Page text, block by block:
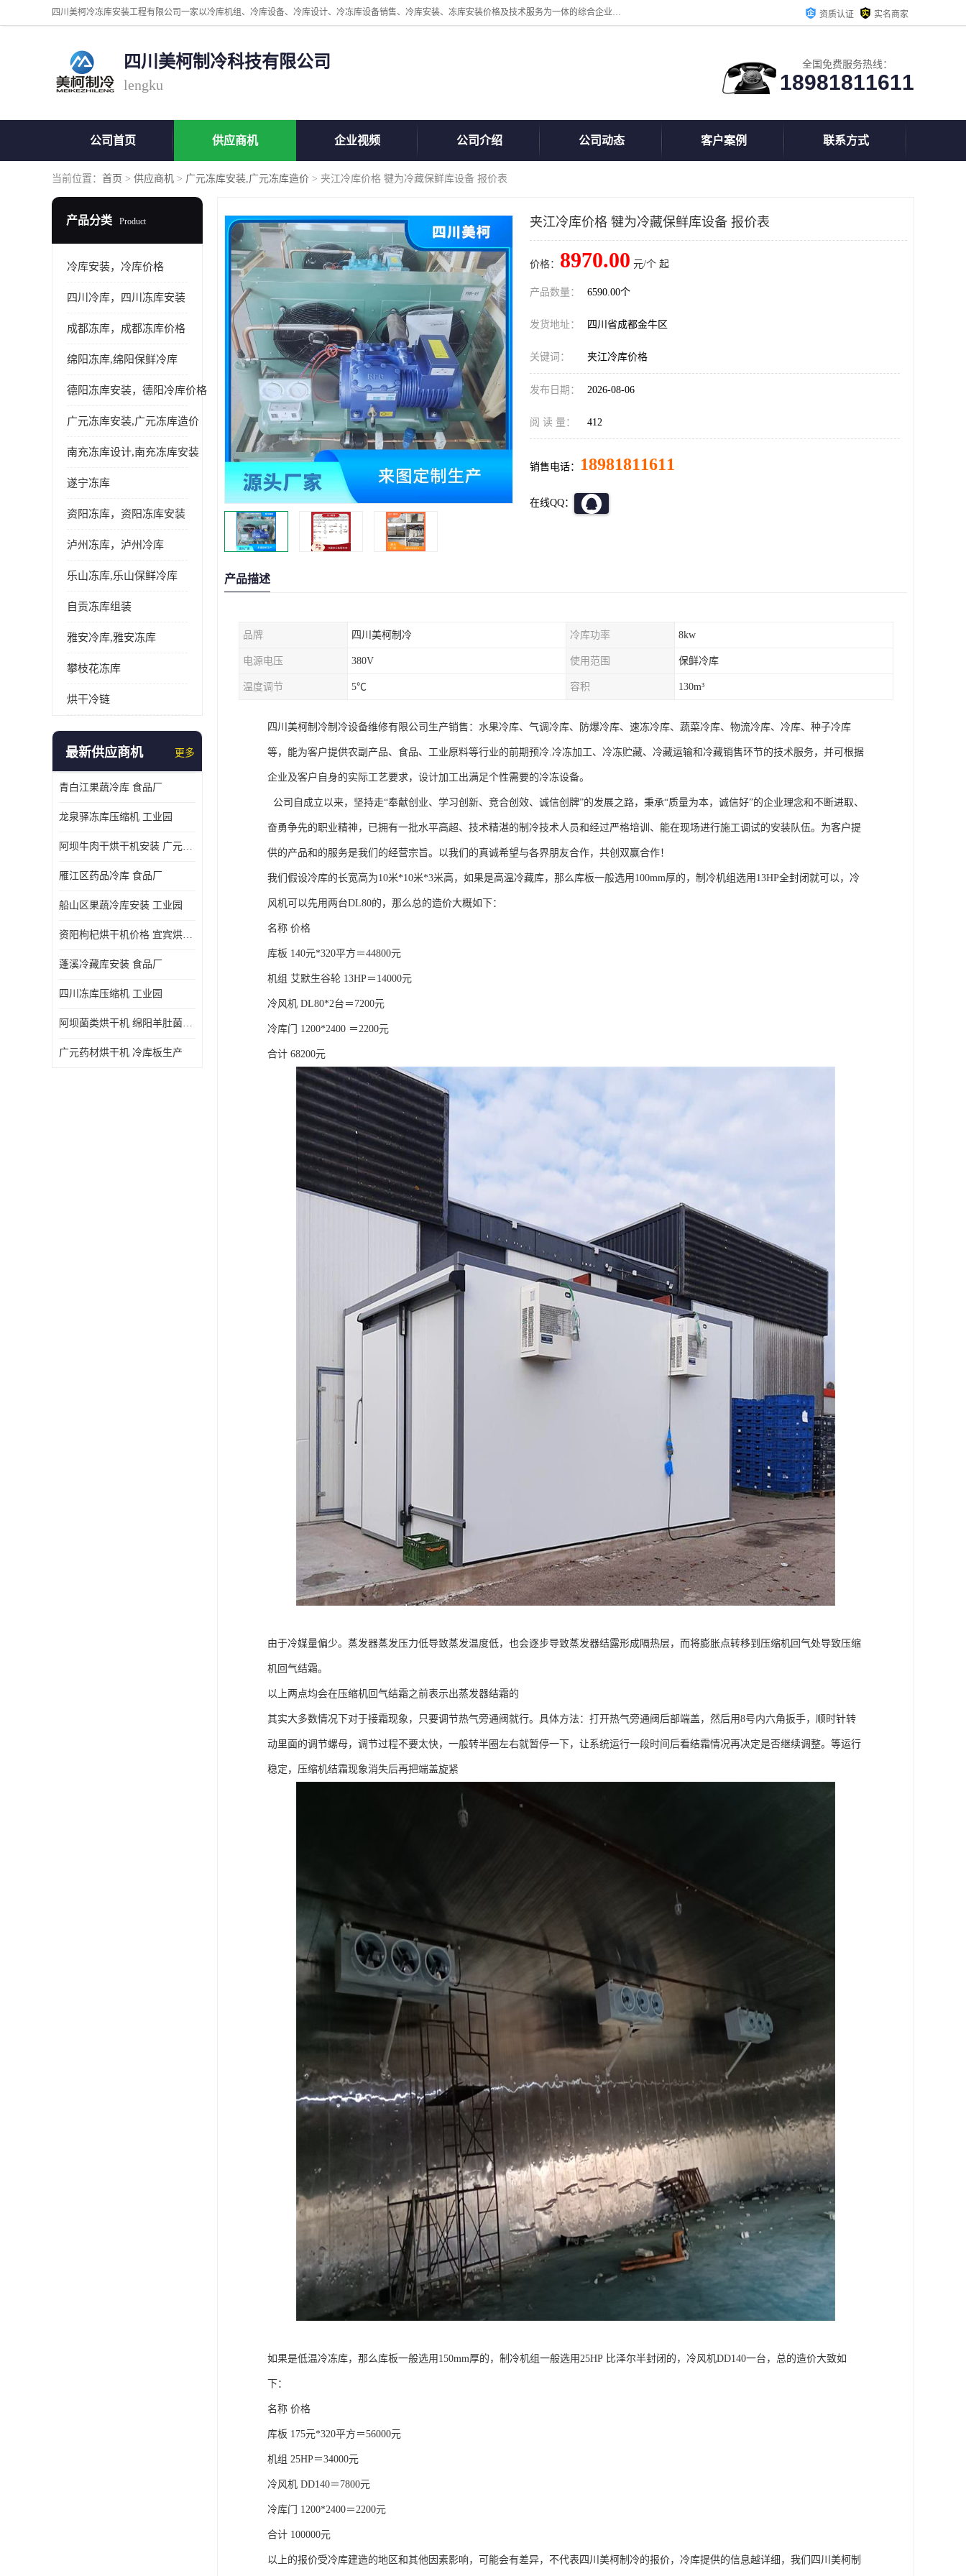
四川美柯冷冻库安装工程有限公司一家以冷库机组、冷库设备、冷库设计、冷冻库设备销售、冷库安装、冻库安装价格及技术服务为一体的综合企业，咨询热线：同等设备材料优惠10% 。公司各种类型安装组合式冷库、冷冻库、冷藏库、气调保鲜库、并提供成套设备供应、安装与调试、维护与维修、技术咨询、操作维修人员技术培训等 资质认证 实名商家
四川美柯制冷科技有限公司
lengku
全国免费服务热线：
18981811611
公司首页 供应商机 企业视频 公司介绍 公司动态 客户案例 联系方式
当前位置： 首页 > 供应商机 > 广元冻库安装,广元冻库造价 > 夹江冷库价格 犍为冷藏保鲜库设备 报价表
产品分类 Product
冷库安装，冷库价格
四川冷库，四川冻库安装
成都冻库，成都冻库价格
绵阳冻库,绵阳保鲜冷库
德阳冻库安装，德阳冷库价格
广元冻库安装,广元冻库造价
南充冻库设计,南充冻库安装
遂宁冻库
资阳冻库，资阳冻库安装
泸州冻库，泸州冷库
乐山冻库,乐山保鲜冷库
自贡冻库组装
雅安冷库,雅安冻库
攀枝花冻库
烘干冷链
最新供应商机 更多
青白江果蔬冷库 食品厂
龙泉驿冻库压缩机 工业园
阿坝牛肉干烘干机安装 广元牛肉干烘干机 安装造价
雁江区药品冷库 食品厂
船山区果蔬冷库安装 工业园
资阳枸杞烘干机价格 宜宾烘房价格 冷库板生产
蓬溪冷藏库安装 食品厂
四川冻库压缩机 工业园
阿坝菌类烘干机 绵阳羊肚菌烘干机安装 安装造价
广元药材烘干机 冷库板生产
夹江冷库价格 犍为冷藏保鲜库设备 报价表
价格： 8970.00 元/个 起
产品数量： 6590.00个
发货地址： 四川省成都金牛区
关键词： 夹江冷库价格
发布日期： 2026-08-06
阅 读 量： 412
销售电话： 18981811611
在线QQ：
产品描述
品牌 四川美柯制冷 冷库功率 8kw
电源电压 380V 使用范围 保鲜冷库
温度调节 5℃ 容积 130m³
四川美柯制冷制冷设备维修有限公司生产销售：水果冷库、气调冷库、防爆冷库、速冻冷库、蔬菜冷库、物流冷库、冷库、种子冷库
等，能为客户提供农副产品、食品、工业原料等行业的前期预冷.冷冻加工、冷冻贮藏、冷藏运输和冷藏销售环节的技术服务，并可根据
企业及客户自身的实际工艺要求，设计加工出满足个性需要的冷冻设备。
公司自成立以来，坚持走“奉献创业、学习创新、竞合创效、诚信创牌”的发展之路，秉承“质量为本，诚信好”的企业理念和不断进取、
奋勇争先的职业精神，已拥有一批水平高超、技术精湛的制冷技术人员和经过严格培训、能在现场进行施工调试的安装队伍。为客户提
供的产品和的服务是我们的经营宗旨。以我们的真诚希望与各界朋友合作，共创双赢合作！
我们假设冷库的长宽高为10米*10米*3米高，如果是高温冷藏库，那么库板一般选用100mm厚的，制冷机组选用13HP全封闭就可以，冷
风机可以先用两台DL80的，那么总的造价大概如下：
名称 价格
库板 140元*320平方＝44800元
机组 艾默生谷轮 13HP＝14000元
冷风机 DL80*2台＝7200元
冷库门 1200*2400 ＝2200元
合计 68200元
由于冷媒量偏少。蒸发器蒸发压力低导致蒸发温度低，也会逐步导致蒸发器结露形成隔热层，而将膨胀点转移到压缩机回气处导致压缩
机回气结霜。
以上两点均会在压缩机回气结霜之前表示出蒸发器结霜的
其实大多数情况下对于接霜现象，只要调节热气旁通阀就行。具体方法：打开热气旁通阀后部端盖，然后用8号内六角扳手，顺时针转
动里面的调节螺母，调节过程不要太快，一般转半圈左右就暂停一下，让系统运行一段时间后看结霜情况再决定是否继续调整。等运行
稳定，压缩机结霜现象消失后再把端盖旋紧
如果是低温冷冻库，那么库板一般选用150mm厚的，制冷机组一般选用25HP 比泽尔半封闭的，冷风机DD140一台，总的造价大致如
下：
名称 价格
库板 175元*320平方＝56000元
机组 25HP＝34000元
冷风机 DD140＝7800元
冷库门 1200*2400＝2200元
合计 100000元
以上的报价受冷库建造的地区和其他因素影响，可能会有差异，不代表四川美柯制冷的报价，冷库提供的信息越详细，我们四川美柯制